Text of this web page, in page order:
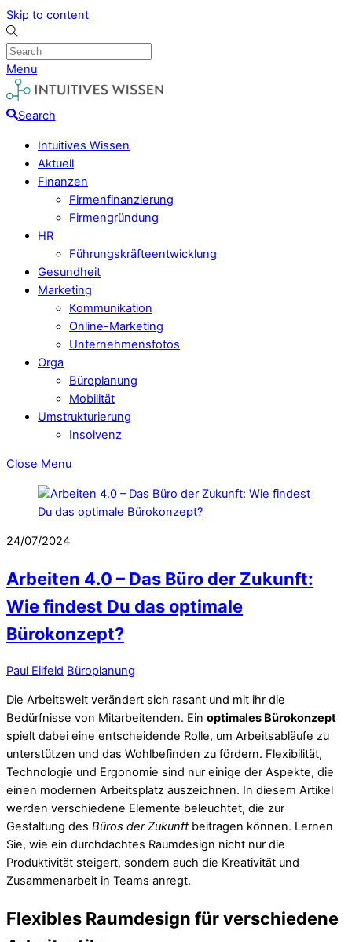
Skip to content
Menu
Search
Intuitives Wissen
Aktuell
Finanzen
Firmenfinanzierung
Firmengründung
HR
Führungskräfteentwicklung
Gesundheit
Marketing
Kommunikation
Online-Marketing
Unternehmensfotos
Orga
Büroplanung
Mobilität
Umstrukturierung
Insolvenz
Close Menu
24/07/2024
Arbeiten 4.0 – Das Büro der Zukunft:
Wie findest Du das optimale
Bürokonzept?
Paul Eilfeld Büroplanung
Die Arbeitswelt verändert sich rasant und mit ihr die
Bedürfnisse von Mitarbeitenden. Ein optimales Bürokonzept
spielt dabei eine entscheidende Rolle, um Arbeitsabläufe zu
unterstützen und das Wohlbefinden zu fördern. Flexibilität,
Technologie und Ergonomie sind nur einige der Aspekte, die
einen modernen Arbeitsplatz auszeichnen. In diesem Artikel
werden verschiedene Elemente beleuchtet, die zur
Gestaltung des Büros der Zukunftbeitragen können. Lernen
Sie, wie ein durchdachtes Raumdesign nicht nur die
Produktivität steigert, sondern auch die Kreativität und
Zusammenarbeit in Teams anregt.
Flexibles Raumdesign für verschiedene